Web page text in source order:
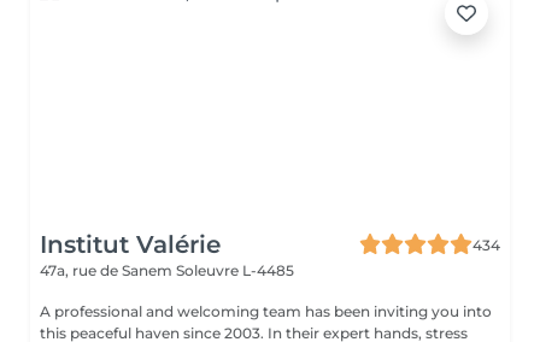
Institut Valérie
434
47a, rue de Sanem Soleuvre L-4485
A professional and welcoming team has been inviting you into
this peaceful haven since 2003. In their expert hands, stress